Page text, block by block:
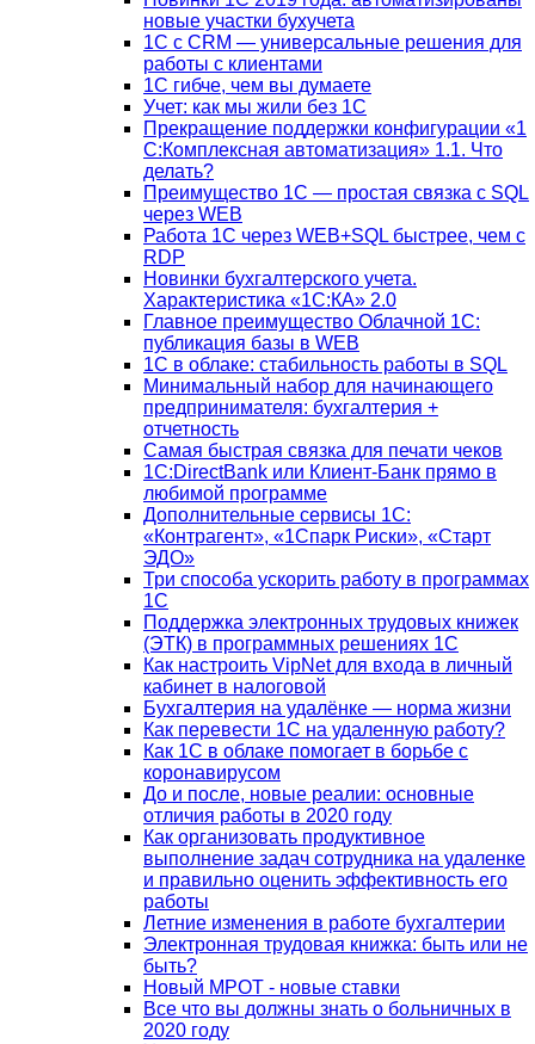
новые участки бухучета
1С с CRM — универсальные решения для
работы с клиентами
1С гибче, чем вы думаете
Учет: как мы жили без 1С
Прекращение поддержки конфигурации «1
С:Комплексная автоматизация» 1.1. Что
делать?
Преимущество 1С — простая связка с SQL
через WEB
Работа 1С через WEB+SQL быстрее, чем с
RDP
Новинки бухгалтерского учета.
Характеристика «1С:КА» 2.0
Главное преимущество Облачной 1С:
публикация базы в WEB
1С в облаке: стабильность работы в SQL
Минимальный набор для начинающего
предпринимателя: бухгалтерия +
отчетность
Самая быстрая связка для печати чеков
1С:DirectBank или Клиент-Банк прямо в
любимой программе
Дополнительные сервисы 1С:
«Контрагент», «1Спарк Риски», «Старт
ЭДО»
Три способа ускорить работу в программах
1С
Поддержка электронных трудовых книжек
(ЭТК) в программных решениях 1С
Как настроить VipNet для входа в личный
кабинет в налоговой
Бухгалтерия на удалёнке — норма жизни
Как перевести 1С на удаленную работу?
Как 1С в облаке помогает в борьбе с
коронавирусом
До и после, новые реалии: основные
отличия работы в 2020 году
Как организовать продуктивное
выполнение задач сотрудника на удаленке
и правильно оценить эффективность его
работы
Летние изменения в работе бухгалтерии
Электронная трудовая книжка: быть или не
быть?
Новый МРОТ - новые ставки
Все что вы должны знать о больничных в
2020 году